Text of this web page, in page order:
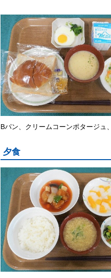
Bパン、クリームコーンポタージュ
夕食